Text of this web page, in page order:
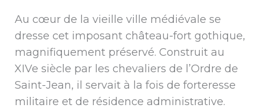
Au cœur de la vieille ville médiévale se
dresse cet imposant château-fort gothique,
magnifiquement préservé. Construit au
XIVe siècle par les chevaliers de l’Ordre de
Saint-Jean, il servait à la fois de forteresse
militaire et de résidence administrative.